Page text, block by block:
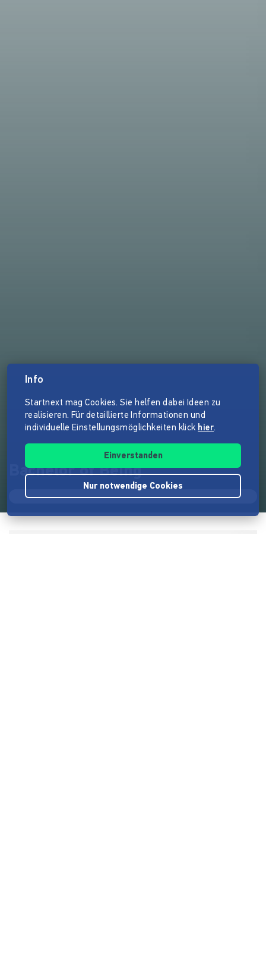
Bachelor of Being
Info
Startnext mag Cookies. Sie helfen dabei Ideen zu
realisieren. Für detaillierte Informationen und
individuelle Einstellungsmöglichkeiten klick hier.
Einverstanden
Nur notwendige Cookies